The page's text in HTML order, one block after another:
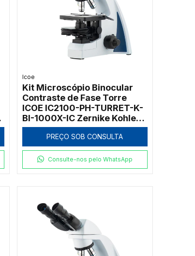
Icoe
Kit Microscópio Binocular
Contraste de Fase Torre
ICOE IC2100-PH-TURRET-K-
BI-1000X-IC Zernike Kohler
1000x
PREÇO SOB CONSULTA
Consulte-nos pelo WhatsApp